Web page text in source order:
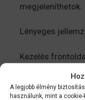
A legjobb élmény
használunk, mint a
megjeleníthetok.
Lényeges
Kezelés
Kis helyigény: